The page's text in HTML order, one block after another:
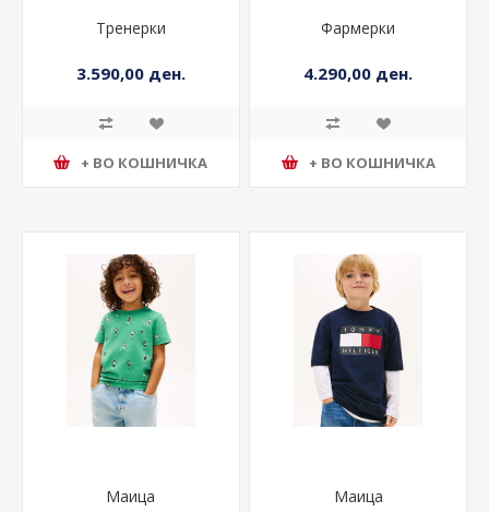
Тренерки
3.590,00 ден.
+ ВО КОШНИЧКА
Фармерки
4.290,00 ден.
+ ВО КОШНИЧКА
Маица Маица